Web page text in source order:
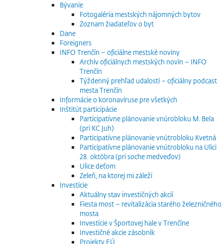
Bývanie
Fotogaléria mestských nájomných bytov
Zoznam žiadateľov o byt
Dane
Foreigners
INFO Trenčín – oficiálne mestské noviny
Archív oficiálnych mestských novín – INFO
Trenčín
Týždenný prehľad udalostí – oficiálny podcast
mesta Trenčín
Informácie o koronavíruse pre všetkých
Inštitút participácie
Participatívne plánovanie vnúrobloku M. Bela
(pri KC Juh)
Participatívne plánovanie vnútrobloku Kvetná
Participatívne plánovanie vnútrobloku na Ulici
28. októbra (pri soche medveďov)
Ulice deťom
Zeleň, na ktorej mi záleží
Investície
Aktuálny stav investičných akcií
Fiesta most – revitalizácia starého železničného
mosta
Investície v Športovej hale v Trenčíne
Investičné akcie zásobník
Projekty EÚ